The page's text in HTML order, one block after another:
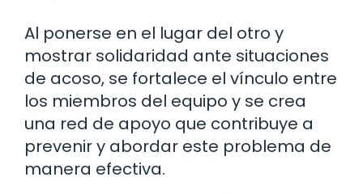
Al ponerse en el lugar del otro y
mostrar solidaridad ante situaciones
de acoso, se fortalece el vínculo entre
los miembros del equipo y se crea
una red de apoyo que contribuye a
prevenir y abordar este problema de
manera efectiva.